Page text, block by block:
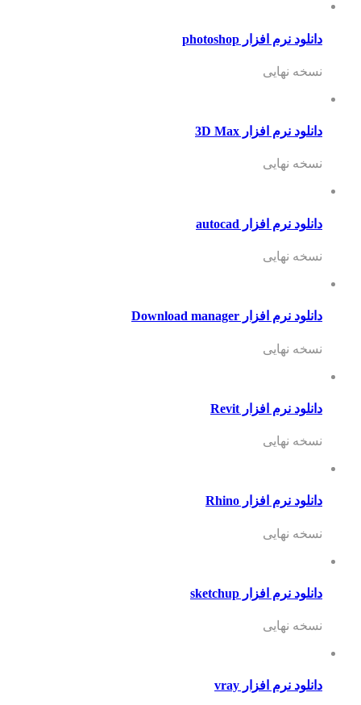
دانلود نرم افزار photoshop
نسخه نهایی
دانلود نرم افزار 3D Max
نسخه نهایی
دانلود نرم افزار autocad
نسخه نهایی
دانلود نرم افزار Download manager
نسخه نهایی
دانلود نرم افزار Revit
نسخه نهایی
دانلود نرم افزار Rhino
نسخه نهایی
دانلود نرم افزار sketchup
نسخه نهایی
دانلود نرم افزار vray